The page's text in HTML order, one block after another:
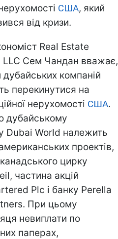
США, який
від кризи.
Real Estate
LLC Сем Чандан вважає,
компаній
перекинутися на
нерухомості США.
дубайському
Dubai World належить
проектів,
цирку
частина акцій
Plc і банку Perella
При цьому
невиплати по
паперах,